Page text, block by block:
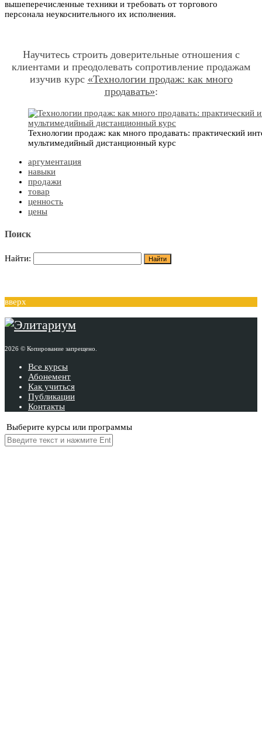
вышеперечисленные техники и требовать от торгового
персонала неукоснительного их исполнения.
Научитесь строить доверительные отношения с
клиентами и преодолевать сопротивление продажам
изучив курс «Технологии продаж: как много
продавать»:
Технологии продаж: как много продавать: практический
мультимедийный дистанционный курс
аргументация
навыки
продажи
товар
ценность
цены
Поиск
Найти:
вверх
2026 © Копирование запрещено.
Все курсы
Абонемент
Как учиться
Публикации
Контакты
Выберите курсы или программы